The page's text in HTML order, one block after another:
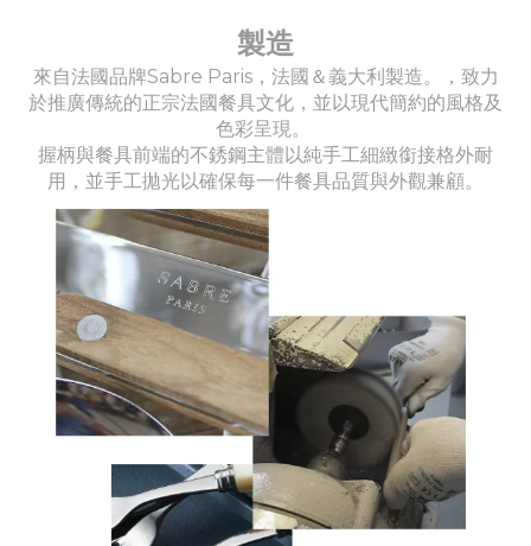
製造
來自法國品牌Sabre Paris，法國＆義大利製造。，致力
於推廣傳統的正宗法國餐具文化，並以現代簡約的風格及
色彩呈現。
握柄與餐具前端的不銹鋼主體以純手工細緻銜接格外耐
用，並手工拋光以確保每一件餐具品質與外觀兼顧。